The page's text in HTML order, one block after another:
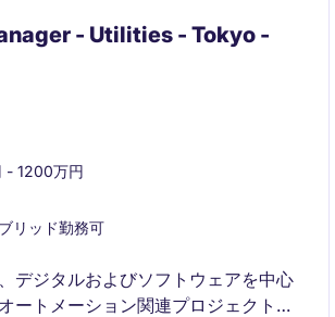
- Utilities - Tokyo -
- 1200万円
リッド勤務可
デジタルおよびソフトウェアを中心
ートメーション関連プロジェクトに